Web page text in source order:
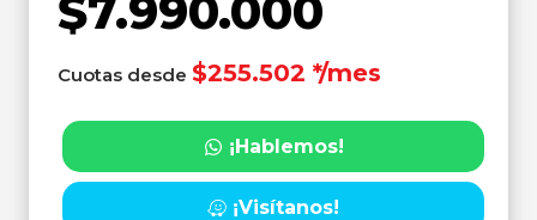
Cuotas desde $255.502 */mes
¡Hablemos!
¡Visítanos!